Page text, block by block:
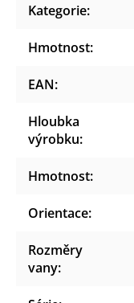
Kategorie:
Hmotnost:
EAN:
Hloubka
výrobku:
Hmotnost:
Orientace:
Rozměry
vany: